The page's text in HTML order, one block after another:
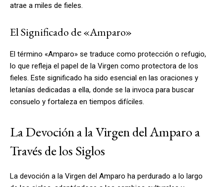
atrae a miles de fieles.
El Significado de «Amparo»
El término «Amparo» se traduce como protección o refugio,
lo que refleja el papel de la Virgen como protectora de los
fieles. Este significado ha sido esencial en las oraciones y
letanías dedicadas a ella, donde se la invoca para buscar
consuelo y fortaleza en tiempos difíciles.
La Devoción a la Virgen del Amparo a
Través de los Siglos
La devoción a la Virgen del Amparo ha perdurado a lo largo